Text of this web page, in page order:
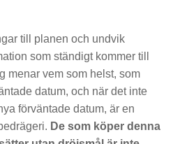
till planen och undvik
som ständigt kommer till
menar vem som helst, som
datum, och när det inte
förväntade datum, är en
De som köper denna